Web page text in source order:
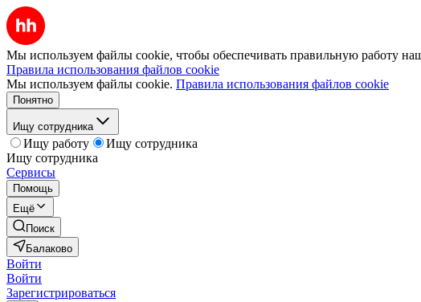
Мы используем файлы cookie, чтобы обеспечивать правильную работу
Правила использования файлов cookie
Мы используем файлы cookie. Правила использования файлов cookie
Понятно
Ищу сотрудника
Ищу работу
Ищу сотрудника
Ищу сотрудника
Сервисы
Помощь
Ещё
Поиск
Балаково
Войти
Войти
Зарегистрироваться